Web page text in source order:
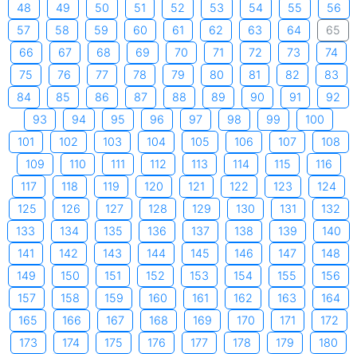
48
49 50 51 52 53 54 55
56
57
58 59 60 61 62 63 64
65
66
67 68 69 70 71 72 73
74
75
76 77 78 79 80 81 82
83
84
85 86 87 88 89 90 91
92
93
94 95 96 97 98 99
100
101
102 103 104 105 106 107
108
109
110 111 112 113 114 115
116
117
118 119 120 121 122 123
124
125
126 127 128 129 130 131
132
133
134 135 136 137 138 139
140
141
142 143 144 145 146 147
148
149
150 151 152 153 154 155
156
157
158 159 160 161 162 163
164
165
166 167 168 169 170 171
172
173
174 175 176 177 178 179
180